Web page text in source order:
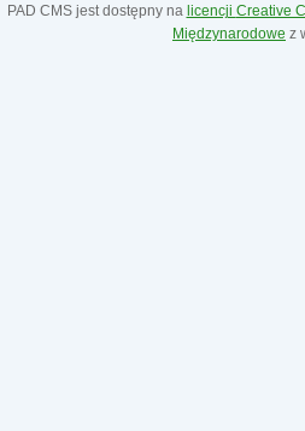
PAD CMS jest dostępny na licencji Creative
Międzynarodowe z